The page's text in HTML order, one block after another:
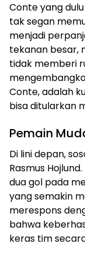
Conte yang
tak segan
menjadi
tekanan besar,
tidak memberi
Conte, adalah
bisa ditularkan
Pemain
Di lini depan,
Rasmus
dua gol pada
yang semakin
merespons
bahwa
keras tim